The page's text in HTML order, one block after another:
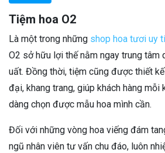
Tiệm hoa O2
Là một trong những shop hoa tươi uy
O2 sở hữu lợi thế nằm ngay trung tâm
uất. Đồng thời, tiệm cũng được thiết
đại, khang trang, giúp khách hàng mỗi
dàng chọn được mẫu hoa mình cần.
Đối với những vòng hoa viếng đám
ngũ nhân viên tư vấn chu đáo, luôn